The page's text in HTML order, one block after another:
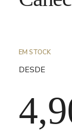
EM STOCK
DESDE